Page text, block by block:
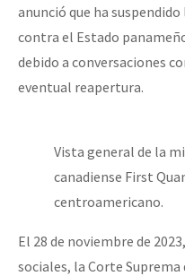
anunció que ha
contra el Estado
debido a conversaciones
eventual reapertura.
Vista general de la
canadiense First
centroamericano.
El 28 de noviembre de
sociales, la Corte